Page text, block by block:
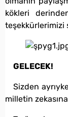
kökleri
teşekkürlerimizi
GELECEK!
Sizden
milletin